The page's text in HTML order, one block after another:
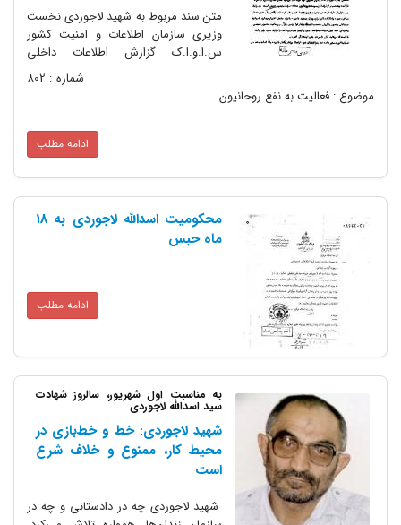
متن سند مربوط به شهید لاجوردی نخست
وزیری سازمان اطلاعات و امنیت کشور
س.ا.و.ا.ک گزارش اطلاعات داخلی
شماره : 802
موضوع : فعالیت به نفع روحانیون...
ادامه مطلب
محکومیت اسدالله لاجوردی به 18
ماه حبس
ادامه مطلب
به مناسبت اول شهریور، سالروز شهادت
سید اسدالله لاجوردی
شهید لاجوردی: خط و خط‌بازی در
محیط کار، ممنوع و خلاف شرع
است
شهید لاجوردی چه در دادستانی و چه در